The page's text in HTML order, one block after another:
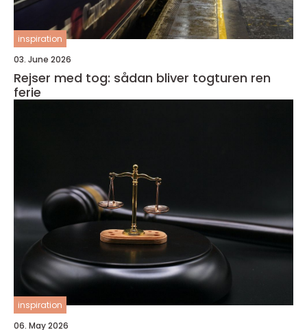
inspiration
03. June 2026
Rejser med tog: sådan bliver togturen ren
ferie
inspiration
06. May 2026